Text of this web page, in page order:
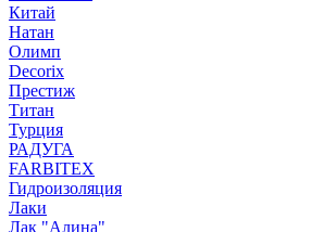
Китай
Натан
Олимп
Decorix
Престиж
Титан
Турция
РАДУГА
FARBITEX
Гидроизоляция
Лаки
Лак "Алина"